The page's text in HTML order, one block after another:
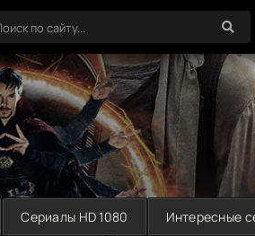
Сериалы HD 1080 Интересные